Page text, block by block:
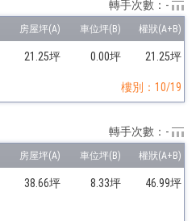
21.25坪 0.00坪 21.25坪
樓別：10/19
轉手次數：-
38.66坪 8.33坪 46.99坪
轉手次數：-